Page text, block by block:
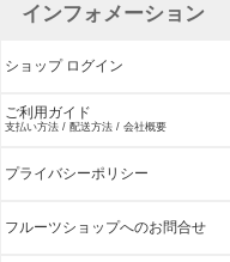
インフォメーション
ショップ ログイン
ご利用ガイド
支払い方法 / 配送方法 / 会社概要
プライバシーポリシー
フルーツショップへのお問合せ